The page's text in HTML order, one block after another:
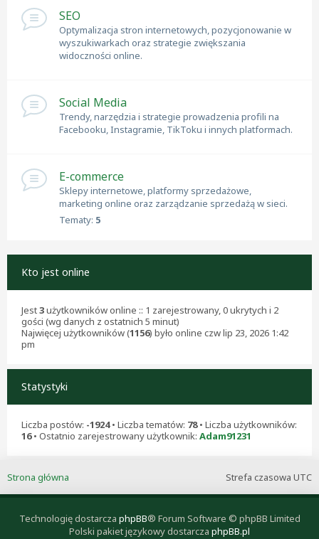
SEO
Optymalizacja stron internetowych, pozycjonowanie w
wyszukiwarkach oraz strategie zwiększania
widoczności online.
Social Media
Trendy, narzędzia i strategie prowadzenia profili na
Facebooku, Instagramie, TikToku i innych platformach.
E-commerce
Sklepy internetowe, platformy sprzedażowe,
marketing online oraz zarządzanie sprzedażą w sieci.
Tematy: 5
Kto jest online
Jest3użytkowników online :: 1 zarejestrowany, 0 ukrytych i 2
gości (wg danych z ostatnich 5 minut)
Najwięcej użytkowników (1156) było online czw lip 23, 2026 1:42
pm
Statystyki
Liczba postów: -1924• Liczba tematów: 78• Liczba użytkowników:
16• Ostatnio zarejestrowany użytkownik: Adam91231
Strefa czasowa UTC
Strona główna
Technologię dostarcza phpBB® Forum Software © phpBB Limited
Polski pakiet językowy dostarcza phpBB.pl